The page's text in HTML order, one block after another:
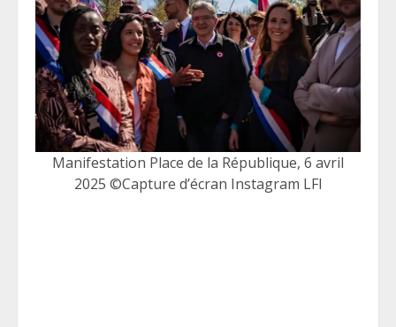
Manifestation Place de la République, 6 avril
2025 ©Capture d’écran Instagram LFI